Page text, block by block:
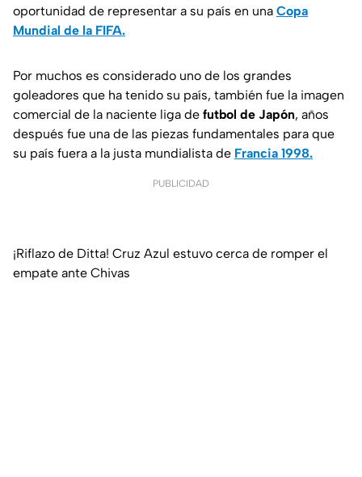
oportunidad de representar a su país en una Copa
Mundial de la FIFA.
Por muchos es considerado uno de los grandes
goleadores que ha tenido su país, también fue la imagen
comercial de la naciente liga de futbol de Japón, años
después fue una de las piezas fundamentales para que
su país fuera a la justa mundialista de Francia 1998.
PUBLICIDAD
¡Riflazo de Ditta! Cruz Azul estuvo cerca de romper el
empate ante Chivas